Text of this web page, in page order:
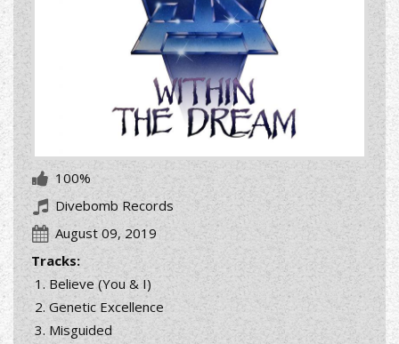
100%
Divebomb Records
August 09, 2019
Tracks:
Believe (You & I)
Genetic Excellence
Misguided